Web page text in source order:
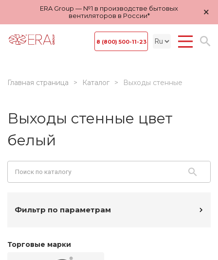
ERA Group — №1 в производстве бытовых
вентиляторов в России*
×
8 (800) 500-11-23
Главная страница Каталог Выходы стенные
Выходы стенные цвет
белый
Фильтр по параметрам
Торговые марки